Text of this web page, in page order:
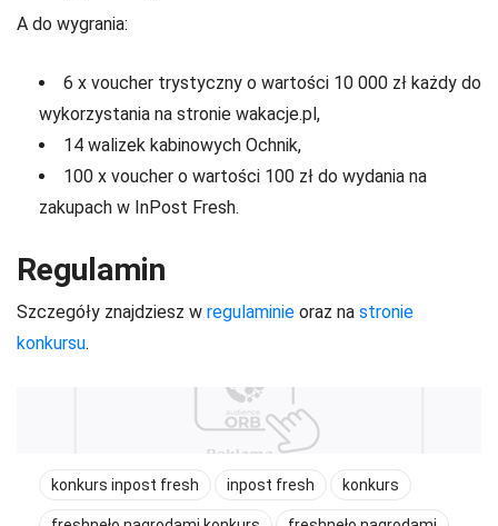
A do wygrania:
6 x voucher trystyczny o wartości 10 000 zł każdy do
wykorzystania na stronie wakacje.pl,
14 walizek kabinowych Ochnik,
100 x voucher o wartości 100 zł do wydania na
zakupach w InPost Fresh.
Regulamin
Szczegóły znajdziesz w regulaminie oraz na stronie
konkursu.
konkurs inpost fresh inpost fresh konkurs